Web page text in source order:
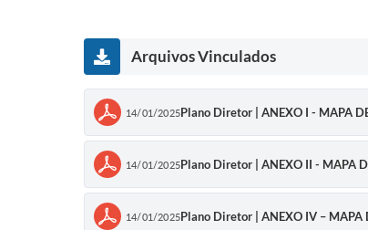
Arquivos Vinculados
14/01/2025Plano Diretor | ANEXO I - MAPA
14/01/2025Plano Diretor | ANEXO II - MAPA
14/01/2025Plano Diretor | ANEXO IV – MAPA